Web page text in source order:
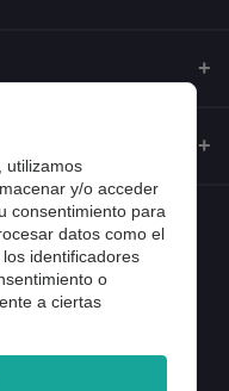
dentales, S.L..
utilizamos
y/o acceder
consentimiento para
datos como el
identificadores
o
a ciertas